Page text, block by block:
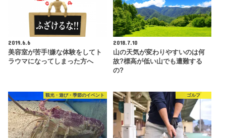
2019.6.6
美容室が苦手!嫌な体験をしてト
ラウマになってしまった方へ
2018.7.10
山の天気が変わりやすいのは何
故?標高が低い山でも遭難する
の?
観光・遊び・季節のイベント ゴルフ